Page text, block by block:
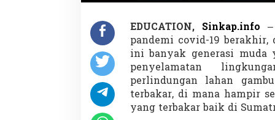
r
b
u
s
M
e
n
y
e
EDUCATION, Sinkap.info
pandemi covid-19 berakhir,
ini banyak generasi muda
penyelamatan
perlindungan lahan
terbakar, di mana hampir
yang terbakar baik di